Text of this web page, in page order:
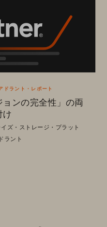
ドラント・レポート
ョンの完全性」の両
け
ズ・ストレージ・プラット
ラント